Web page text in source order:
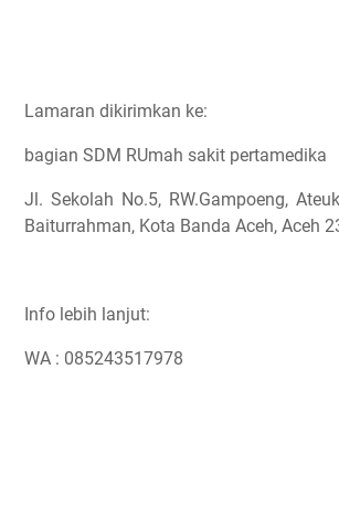
Lamaran dikirimkan ke:
bagian SDM RUmah sakit pertamedika
Jl. Sekolah No.5, RW.Gampoeng,
Baiturrahman, Kota Banda Aceh, Aceh
Info lebih lanjut:
WA : 085243517978